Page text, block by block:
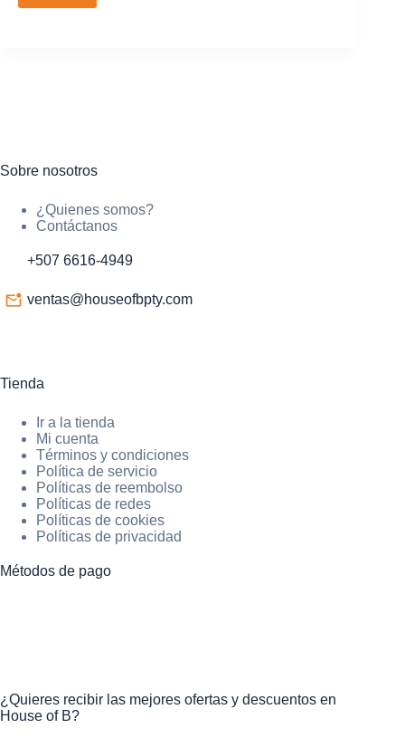
Sobre nosotros
¿Quienes somos?
Contáctanos
+507 6616-4949
ventas@houseofbpty.com
Tienda
Ir a la tienda
Mi cuenta
Términos y condiciones
Política de servicio
Políticas de reembolso
Políticas de redes
Políticas de cookies
Políticas de privacidad
Métodos de pago
¿Quieres recibir las mejores ofertas y descuentos en
House of B?